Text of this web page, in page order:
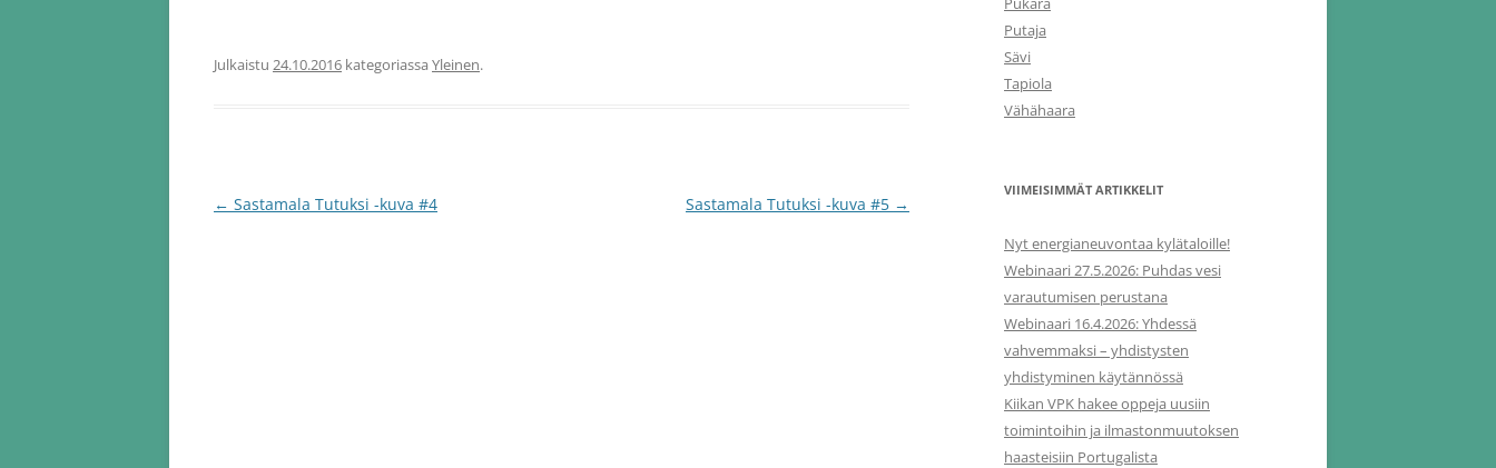
Julkaistu 24.10.2016 kategoriassa Yleinen.
Artikkelien
← Sastamala Tutuksi -kuva #4 Sastamala Tutuksi -kuva #5 →
Putaja
Sävi
Tapiola
Vähähaara
VIIMEISIMMÄT ARTIKKELIT
Nyt energianeuvontaa kylätaloille!
Webinaari 27.5.2026: Puhdas vesi
varautumisen perustana
Webinaari 16.4.2026: Yhdessä
vahvemmaksi – yhdistysten
yhdistyminen käytännössä
Kiikan VPK hakee oppeja uusiin
toimintoihin ja ilmastonmuutoksen
haasteisiin Portugalista